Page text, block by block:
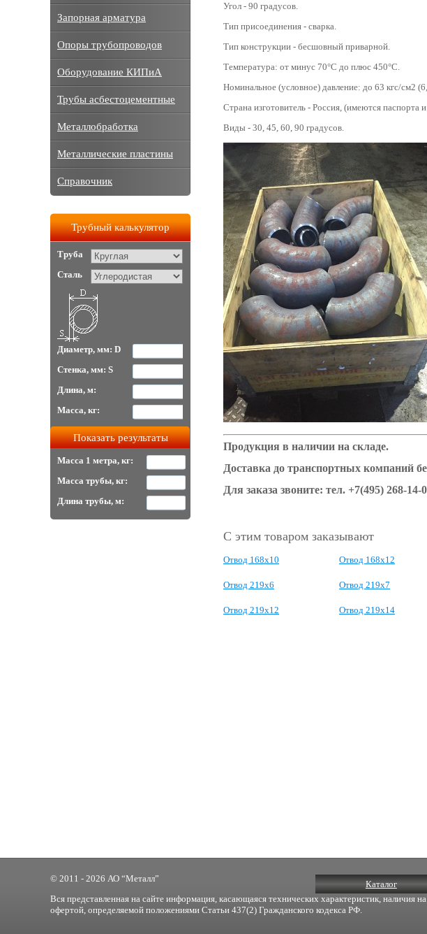
Угол - 90 градусов.
Тип присоединения - сварка.
Тип конструкции - бесшовный приварной.
Температура: от минус 70°С до плюс 450°С.
Номинальное (условное) давление: до 63 кгс/см2
Страна изготовитель - Россия, (имеются паспорта
Виды - 30, 45, 60, 90 градусов.
Продукция в наличии на складе.
Доставка до транспортных компаний
Для заказа звоните: тел. +7(495) 268-14-
С этим товаром заказывают
Отвод 168х10 Отвод 168х12
Отвод 219х6 Отвод 219х7
Отвод 219х12 Отвод 219х14
Запорная арматура
Опоры трубопроводов
Оборудование КИПиА
Трубы асбестоцементные
Металлобработка
Металлические пластины
Справочник
Трубный калькулятор
Труба
Сталь
Диаметр, мм: D
Стенка, мм: S
Длина, м:
Масса, кг:
Масса 1 метра, кг:
Масса трубы, кг:
Длина трубы, м:
Каталог
© 2011 - 2026 АО “Металл”
Вся представленная на сайте информация, касающаяся технических характеристик, наличия
офертой, определяемой положениями Статьи 437(2) Гражданского кодекса РФ.